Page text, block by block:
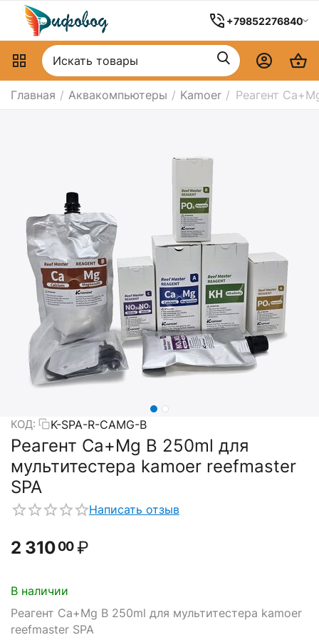
+79852276840
Главная / Аквакомпьютеры / Kamoer / Реагент
КОД: K-SPA-R-CAMG-B
Реагент Ca+Mg B 250ml для
мультитестера kamoer reefmaster
SPA
Написать отзыв
2 31000 ₽
В наличии
Реагент Ca+Mg B 250ml для мультитестера kamoer
reefmaster SPA